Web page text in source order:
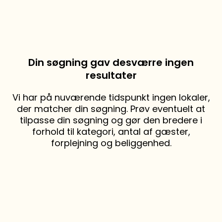
Din søgning gav desværre ingen
resultater
Vi har på nuværende tidspunkt ingen lokaler,
der matcher din søgning. Prøv eventuelt at
tilpasse din søgning og gør den bredere i
forhold til kategori, antal af gæster,
forplejning og beliggenhed.